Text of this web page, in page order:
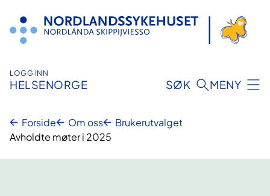
innhold
LOGG INN
HELSENORGE SØK MENY
Forside Om oss
Brukerutvalget
Avholdte møter i 2025